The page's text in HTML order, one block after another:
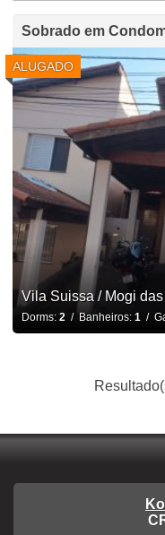
Sobrado em
ALUGADO
Vila Suissa / Mogi
Dorms: 2/ Banheiros: 1/